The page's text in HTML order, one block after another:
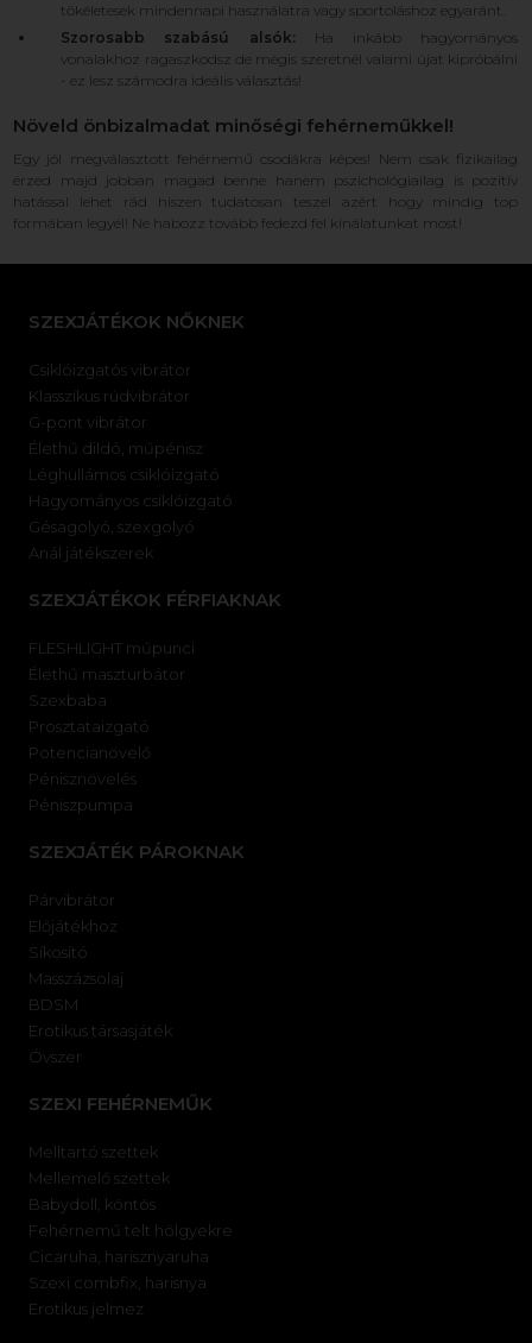
tökéletesek mindennapi használatra vagy sportoláshoz egyaránt.
Szorosabb szabású alsók: Ha inkább hagyományos
vonalakhoz ragaszkodsz de mégis szeretnél valami újat kipróbálni
- ez lesz számodra ideális választás!
Növeld önbizalmadat minőségi fehérneműkkel!
Egy jól megválasztott fehérnemű csodákra képes! Nem csak fizikailag
érzed majd jobban magad benne hanem pszichológiailag is pozitív
hatással lehet rád hiszen tudatosan teszel azért hogy mindig top
formában legyél! Ne habozz tovább fedezd fel kínálatunkat most!
SZEXJÁTÉKOK NŐKNEK
Csiklóizgatós vibrátor
Klasszikus rúdvibrátor
G-pont vibrátor
Élethű dildó, műpénisz
Léghullámos csiklóizgató
Hagyományos csiklóizgató
Gésagolyó, szexgolyó
Anál játékszerek
SZEXJÁTÉKOK FÉRFIAKNAK
FLESHLIGHT műpunci
Élethű maszturbátor
Szexbaba
Prosztataizgató
Potencianövelő
Pénisznövelés
Péniszpumpa
SZEXJÁTÉK PÁROKNAK
Párvibrátor
Előjátékhoz
Síkosító
Masszázsolaj
BDSM
Erotikus társasjáték
Óvszer
SZEXI FEHÉRNEMŰK
Melltartó szettek
Mellemelő szettek
Babydoll, köntös
Fehérnemű telt hölgyekre
Cicaruha, harisznyaruha
Szexi combfix, harisnya
Erotikus jelmez